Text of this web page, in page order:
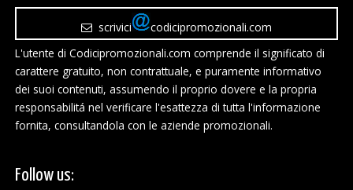
scrivici
codicipromozionali.com
L'utente di Codicipromozionali.com comprende il significato di
carattere gratuito, non contrattuale, e puramente informativo
dei suoi contenuti, assumendo il proprio dovere e la propria
responsabilitá nel verificare l'esattezza di tutta l'informazione
fornita, consultandola con le aziende promozionali.
Follow us: